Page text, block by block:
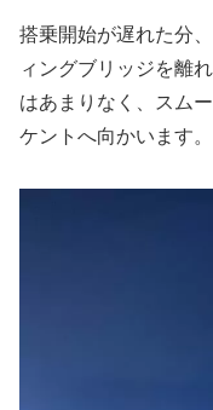
搭乗開始が遅れた分
ィングブリッジを離
はあまりなく、スム
ケントへ向かいます。